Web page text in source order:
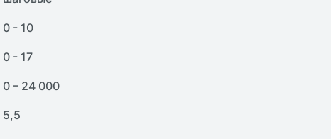
0 - 10
0 - 17
0 – 24 000
5,5